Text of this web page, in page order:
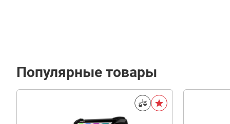
Популярные товары